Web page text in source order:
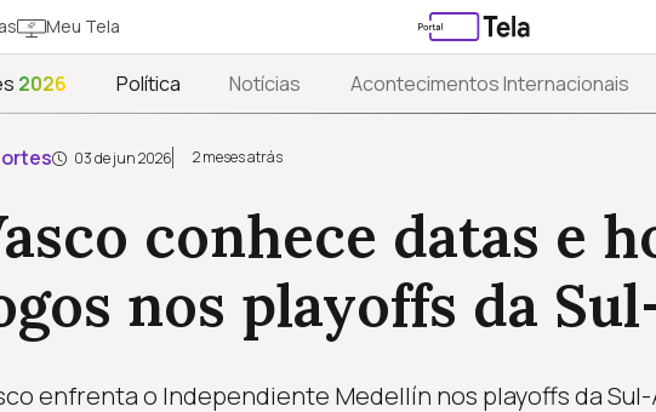
Meu Tela
2026 Política Notícias Acontecimentos Internacionais
03 de jun 2026 2 meses atrás
conhece datas e
nos playoffs da
enfrenta o Independiente Medellín nos playoffs da